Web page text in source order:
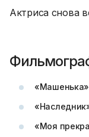
Актриса снова
«Машенька»
«Моя